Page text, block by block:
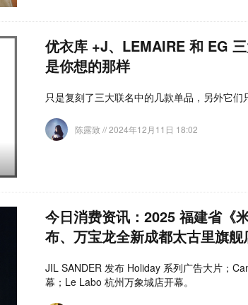
优衣库 +J、LEMAIRE 和 EG
是你想的那样
只是复刻了三大联名中的几款单品，另外它们
陈露致// 2024年12月11日 18:02
今日消费资讯：2025 福建省《
布、万宝龙全新成都太古里旗舰
JIL SANDER 发布 Holiday 系列广告大片；
幕；Le Labo 杭州万象城店开幕。